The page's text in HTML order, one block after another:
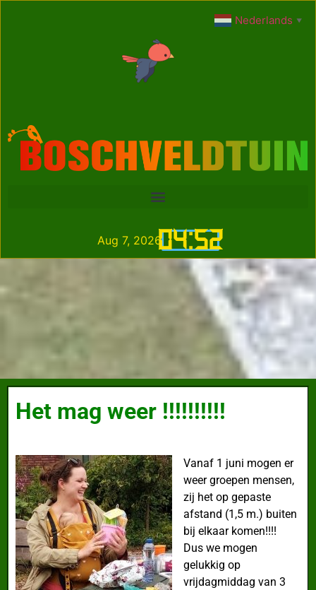
04:52
Aug 7, 2026
Het mag weer !!!!!!!!!!
Vanaf 1 juni mogen er
weer groepen mensen,
zij het op gepaste
afstand (1,5 m.) buiten
bij elkaar komen!!!!
Dus we mogen
gelukkig op
vrijdagmiddag van 3
Nederlands ▼